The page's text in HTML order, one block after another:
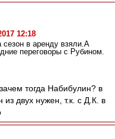
12:18
сезон в аренду взяли.А
переговоры с Рубином.
тогда Набибулин? в
двух нужен, т.к. с Д.К. в